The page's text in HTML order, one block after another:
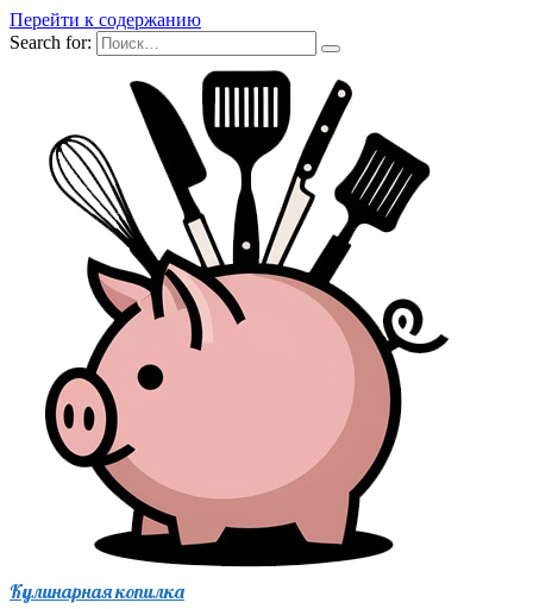
Перейти к содержанию
Search for:
Кулинарная копилка